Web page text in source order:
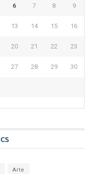
6 7 8 9
13 14 15 16
20 21 22 23
27 28 29 30
Arte